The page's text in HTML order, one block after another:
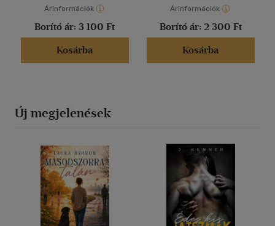
Árinformációk
Borító ár: 3 100 Ft
Kosárba
Árinformációk
Borító ár: 2 300 Ft
Kosárba
Új megjelenések